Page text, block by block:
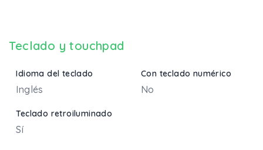
Teclado y touchpad
Idioma del teclado
Inglés
Con teclado numérico
No
Teclado retroiluminado
Sí